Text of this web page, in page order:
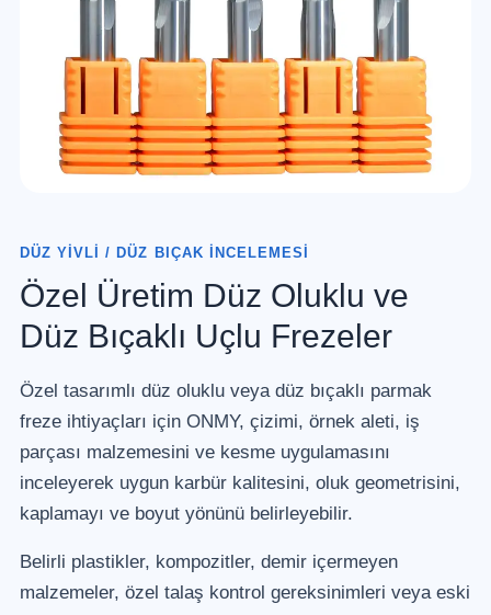
DÜZ YIVLI / DÜZ BIÇAK İNCELEMESI
Özel Üretim Düz Oluklu ve
Düz Bıçaklı Uçlu Frezeler
Özel tasarımlı düz oluklu veya düz bıçaklı parmak
freze ihtiyaçları için ONMY, çizimi, örnek aleti, iş
parçası malzemesini ve kesme uygulamasını
inceleyerek uygun karbür kalitesini, oluk geometrisini,
kaplamayı ve boyut yönünü belirleyebilir.
Belirli plastikler, kompozitler, demir içermeyen
malzemeler, özel talaş kontrol gereksinimleri veya eski